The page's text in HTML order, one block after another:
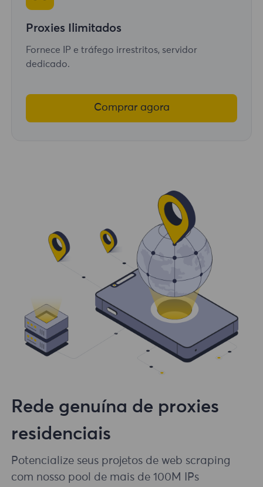
Proxies Ilimitados
Fornece IP e tráfego irrestritos, servidor
dedicado.
Comprar agora
Rede genuína de proxies
residenciais
Potencialize seus projetos de web scraping
com nosso pool de mais de 100M IPs